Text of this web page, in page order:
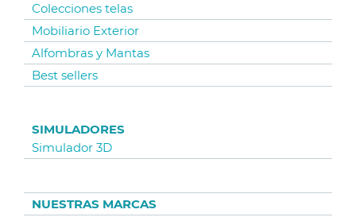
Colecciones telas
Mobiliario Exterior
Alfombras y Mantas
Best sellers
SIMULADORES
Simulador 3D
NUESTRAS MARCAS